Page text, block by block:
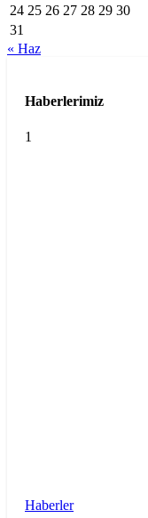
24 25 26 27 28 29 30
31
« Haz
Haberlerimiz
1
Haberler